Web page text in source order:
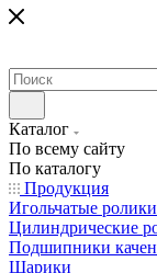
Каталог
По всему сайту
По каталогу
Продукция
Игольчатые ролики
Цилиндрические
Подшипники
Шарики